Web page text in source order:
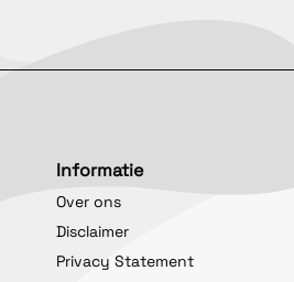
Informatie
Over ons
Disclaimer
Privacy Statement